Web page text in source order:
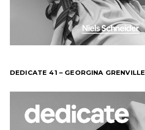
DEDICATE 41 – GEORGINA GRENVILLE